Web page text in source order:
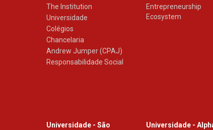
The Institution
Universidade
Colégios
Chancelaria
Andrew Jumper (CPAJ)
Responsabilidade Social
Entrepreneurship
Ecosystem
Universidade - São
Universidade -